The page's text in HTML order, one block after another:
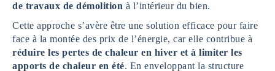
de travaux de démolition à l’intérieur du bien.
Cette approche s’avère être une solution efficace pour faire
face à la montée des prix de l’énergie, car elle contribue à
réduire les pertes de chaleur en hiver et à limiter les
apports de chaleur en été. En enveloppant la structure